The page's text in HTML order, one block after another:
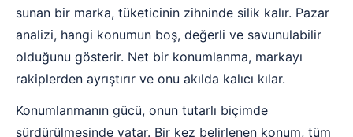
sunan bir marka, tüketicinin zihninde silik kalır. Pazar
analizi, hangi konumun boş, değerli ve savunulabilir
olduğunu gösterir. Net bir konumlanma, markayı
rakiplerden ayrıştırır ve onu akılda kalıcı kılar.
Konumlanmanın gücü, onun tutarlı biçimde
sürdürülmesinde yatar. Bir kez belirlenen konum, tüm